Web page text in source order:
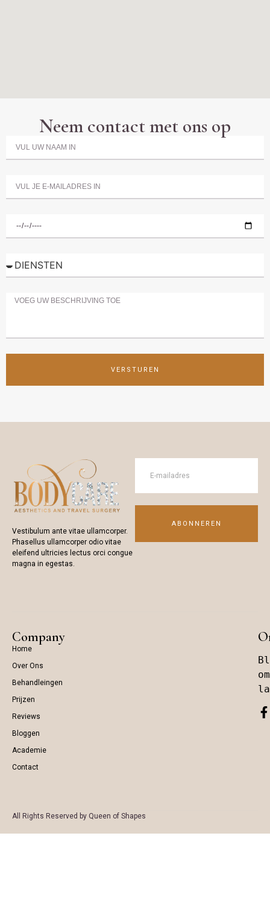
Neem contact met ons op
VERSTUREN
Vestibulum ante vitae ullamcorper.
Phasellus ullamcorper odio vitae
eleifend ultricies lectus orci congue
magna in egestas.
ABONNEREN
Company
Home
Over Ons
Behandleingen
Prijzen
Reviews
Bloggen
Academie
Contact
All Rights Reserved by Queen of Shapes